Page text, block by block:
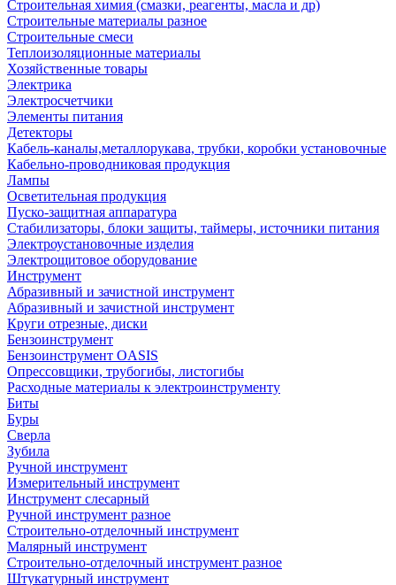
Строительная химия (смазки, реагенты, масла и др)
Строительные материалы разное
Строительные смеси
Теплоизоляционные материалы
Хозяйственные товары
Электрика
Электросчетчики
Элементы питания
Детекторы
Кабель-каналы,металлорукава, трубки, коробки установочные
Кабельно-проводниковая продукция
Лампы
Осветительная продукция
Пуско-защитная аппаратура
Стабилизаторы, блоки защиты, таймеры, источники питания
Электроустановочные изделия
Электрощитовое оборудование
Инструмент
Абразивный и зачистной инструмент
Абразивный и зачистной инструмент
Круги отрезные, диски
Бензоинструмент
Бензоинструмент OASIS
Опрессовщики, трубогибы, листогибы
Расходные материалы к электроинструменту
Биты
Буры
Сверла
Зубила
Ручной инструмент
Измерительный инструмент
Инструмент слесарный
Ручной инструмент разное
Строительно-отделочный инструмент
Малярный инструмент
Строительно-отделочный инструмент разное
Штукатурный инструмент